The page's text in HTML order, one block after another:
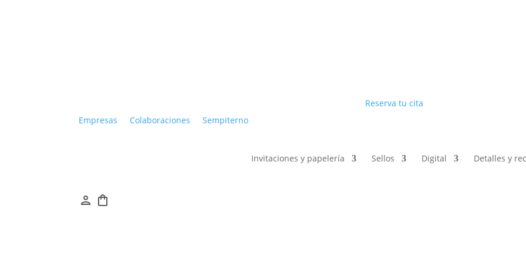
Empresas Colaboraciones Sempiterno
Reserva tu cita
Invitaciones y papelería Sellos Digital Detalles y
person shopping_bag